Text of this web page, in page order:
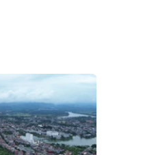
Xã Chế Tạo
Xã Nậm Có
Xã Cát Thịnh